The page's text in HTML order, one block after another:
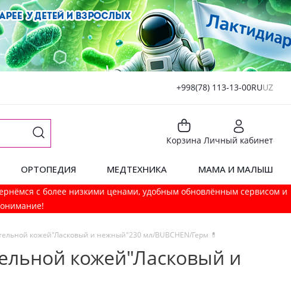
+998(78) 113-13-00RUUZ
Корзина Личный кабинет
ОРТОПЕДИЯ МЕДТЕХНИКА МАМА И МАЛЫШ
с более низкими ценами, удобным обновлённым сервисом и
кожей"Ласковый и нежный"230 мл/BUBCHEN/Герм 💊
кожей"Ласковый и